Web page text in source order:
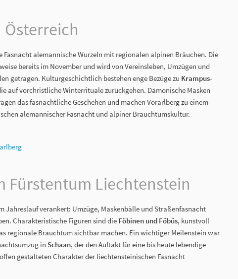
Österreich
Fasnacht alemannische Wurzeln mit regionalen alpinen Bräuchen. Die
bereits im November und wird von Vereinsleben, Umzügen und
getragen. Kulturgeschichtlich bestehen enge Bezüge zu Krampus-
auf vorchristliche Winterrituale zurückgehen. Dämonische Masken
das fasnächtliche Geschehen und machen Vorarlberg zu einem
alemannischer Fasnacht und alpiner Brauchtumskultur.
Fürstentum Liechtenstein
Jahreslauf verankert: Umzüge, Maskenbälle und Straßenfasnacht
Charakteristische Figuren sind die Föbinen und Föbüs, kunstvoll
regionale Brauchtum sichtbar machen. Ein wichtiger Meilenstein war
in Schaan, der den Auftakt für eine bis heute lebendige
gestalteten Charakter der liechtensteinischen Fasnacht